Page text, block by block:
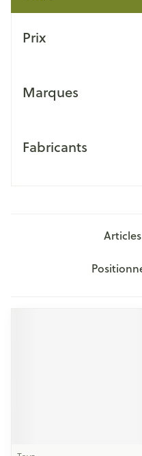
Prix
Marques
Fabricants
Articles
Trier par: